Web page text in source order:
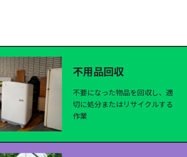
不用品回収
不要になった物品を回収し、適
切に処分またはリサイクルする
作業